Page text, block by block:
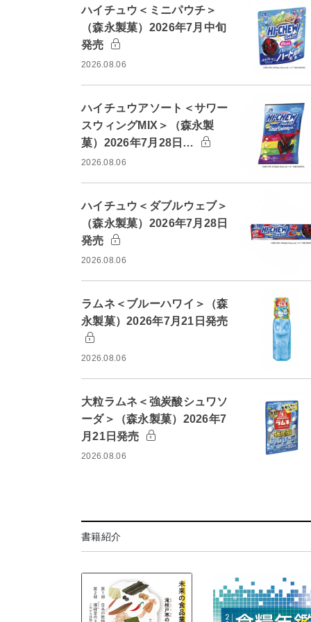
ハイチュウ＜ミニパウチ＞
（森永製菓）2026年7月中旬
発売
2026.08.06
ハイチュウアソート＜サワー
スウィングMIX＞（森永製
菓）2026年7月28日…
2026.08.06
ハイチュウ＜ダブルウェブ＞
（森永製菓）2026年7月28日
発売
2026.08.06
ラムネ＜ブルーハワイ＞（森
永製菓）2026年7月21日発売
2026.08.06
大粒ラムネ＜強炭酸シュワソ
ーダ＞（森永製菓）2026年7
月21日発売
2026.08.06
書籍紹介